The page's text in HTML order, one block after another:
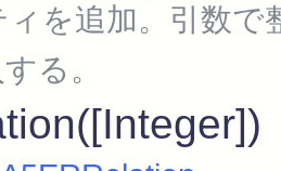
を追加。引数
る。